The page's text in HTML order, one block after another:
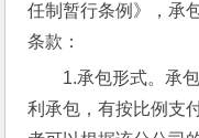
任制暂行条例》，承
条款：
1.承包形式。承
利承包，有按比例支